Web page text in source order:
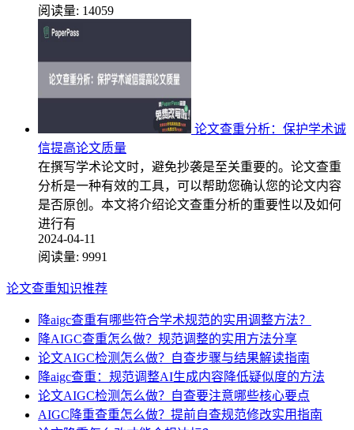
阅读量: 14059
论文查重分析：保护学术诚
信提高论文质量
在撰写学术论文时，避免抄袭是至关重要的。论文查重
分析是一种有效的工具，可以帮助您确认您的论文内容
是否原创。本文将介绍论文查重分析的重要性以及如何
进行有
2024-04-11
阅读量: 9991
论文查重知识推荐
降aigc查重有哪些符合学术规范的实用调整方法？
降AIGC查重怎么做？规范调整的实用方法分享
论文AIGC检测怎么做？自查步骤与结果解读指南
降aigc查重：规范调整AI生成内容降低疑似度的方法
论文AIGC检测怎么做？自查要注意哪些核心要点
AIGC降重查重怎么做？提前自查规范修改实用指南